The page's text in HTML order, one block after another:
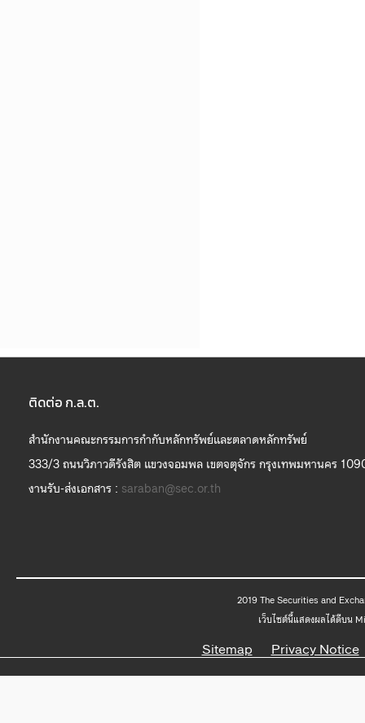
ติดต่อ ก.ล.ต.
สำนักงานคณะกรรมการกำกับหลักทรัพย์และตลาดหลักทรัพย์
333/3 ถนนวิภาวดีรังสิต แขวงจอมพล เขตจตุจักร กรุงเทพมหานคร
งานรับ-ส่งเอกสาร : saraban@sec.or.th
2019
เว็บไซต์นี้แสดงผลได้ดีบน
Sitemap Privacy Notice